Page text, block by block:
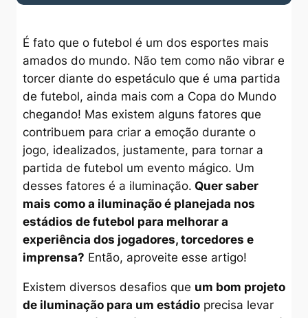
É fato que o futebol é um dos esportes mais
amados do mundo. Não tem como não vibrar e
torcer diante do espetáculo que é uma partida
de futebol, ainda mais com a Copa do Mundo
chegando! Mas existem alguns fatores que
contribuem para criar a emoção durante o
jogo, idealizados, justamente, para tornar a
partida de futebol um evento mágico. Um
desses fatores é a iluminação. Quer saber
mais como a iluminação é planejada nos
estádios de futebol para melhorar a
experiência dos jogadores, torcedores e
imprensa? Então, aproveite esse artigo!
Existem diversos desafios que um bom projeto
de iluminação para um estádioprecisa levar